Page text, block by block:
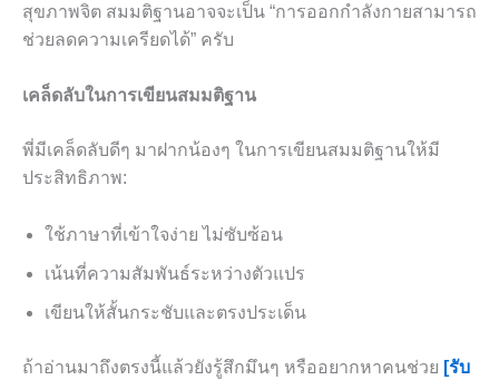
สุขภาพจิต สมมติฐานอาจจะเป็น “การออกกำลังกายสามารถ
ช่วยลดความเครียดได้” ครับ
เคล็ดลับในการเขียนสมมติฐาน
พี่มีเคล็ดลับดีๆ มาฝากน้องๆ ในการเขียนสมมติฐานให้มี
ประสิทธิภาพ:
ใช้ภาษาที่เข้าใจง่าย ไม่ซับซ้อน
เน้นที่ความสัมพันธ์ระหว่างตัวแปร
เขียนให้สั้นกระชับและตรงประเด็น
ถ้าอ่านมาถึงตรงนี้แล้วยังรู้สึกมึนๆ หรืออยากหาคนช่วย [รับ